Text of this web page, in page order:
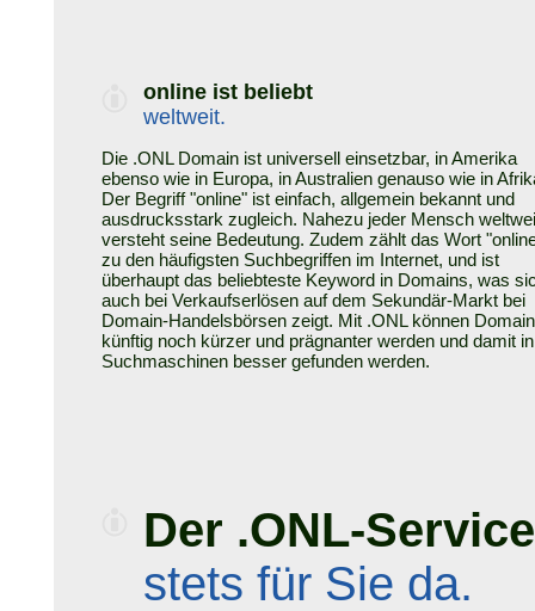
online ist beliebt
weltweit.
Die .ONL Domain ist universell einsetzbar, in Amerika
ebenso wie in Europa, in Australien genauso wie in
Der Begriff "online" ist einfach, allgemein bekannt und
ausdrucksstark zugleich. Nahezu jeder Mensch
versteht seine Bedeutung. Zudem zählt das Wort
zu den häufigsten Suchbegriffen im Internet, und ist
überhaupt das beliebteste Keyword in Domains, was
auch bei Verkaufserlösen auf dem Sekundär-Markt bei
Domain-Handelsbörsen zeigt. Mit .ONL können
künftig noch kürzer und prägnanter werden und damit in
Suchmaschinen besser gefunden werden.
Der .ONL-Service
stets für Sie da.